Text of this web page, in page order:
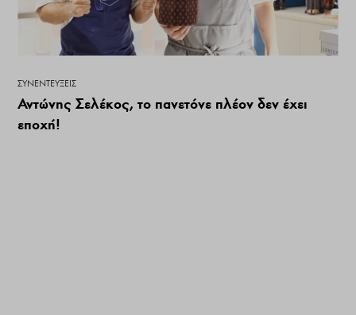
ΣΥΝΕΝΤΕΎΞΕΙΣ
Αντώνης Σελέκος, το πανετόνε πλέον δεν έχει
εποχή!